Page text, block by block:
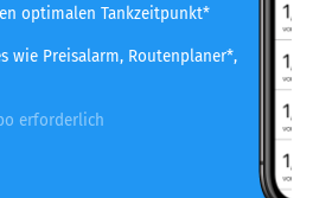
optimalen Tankzeitpunkt*
wie Preisalarm, Routenplaner*,
erforderlich